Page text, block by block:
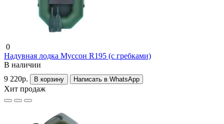
0
Надувная лодка Муссон R195 (с гребками)
В наличии
9 220р.
В корзину Написать в WhatsApp
Хит продаж